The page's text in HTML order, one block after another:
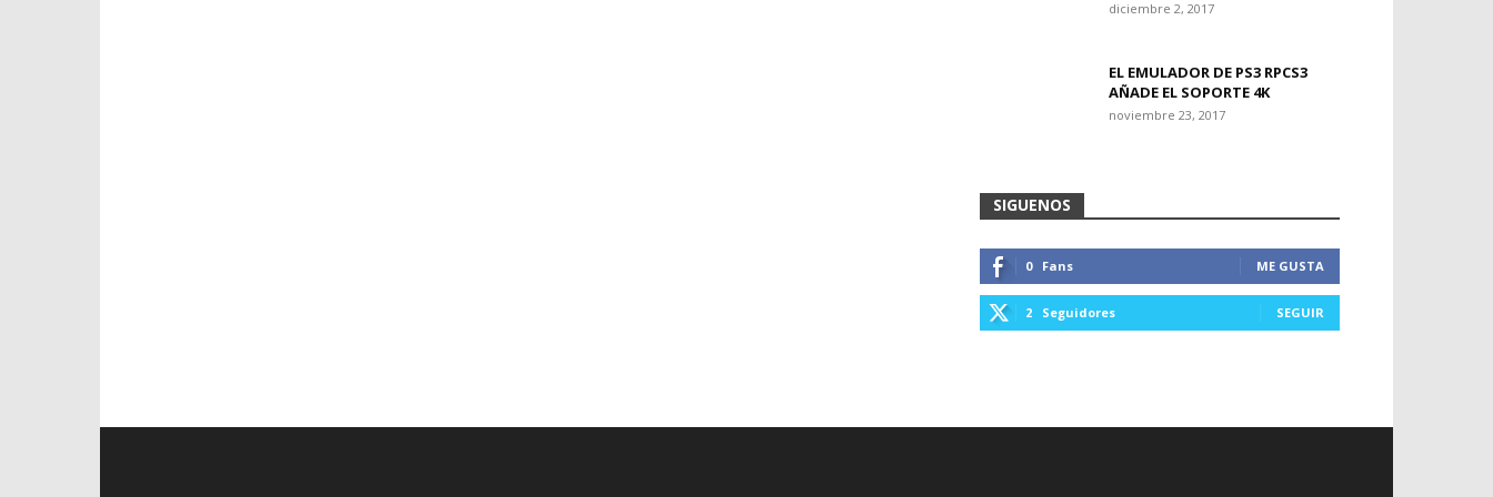
diciembre 2, 2017
EL EMULADOR DE PS3 RPCS3
AÑADE EL SOPORTE 4K
noviembre 23, 2017
SIGUENOS
0 Fans ME GUSTA
2 Seguidores SEGUIR